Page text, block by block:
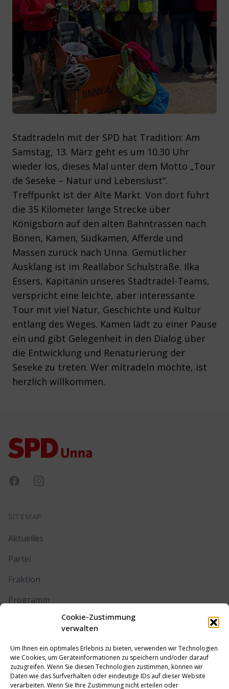
Cookie-Zustimmung
verwalten
Um Ihnen ein optimales Erlebnis zu bieten, verwenden wir Technologien
wie Cookies, um Geräteinformationen zu speichern und/oder darauf
zuzugreifen. Wenn Sie diesen Technologien zustimmen, können wir
Daten wie das Surfverhalten oder eindeutige IDs auf dieser Website
verarbeiten. Wenn Sie Ihre Zustimmung nicht erteilen oder
Stadtradeln mit der SPD hat Tradition: Am
Samstag, 13. März geht es um 10.30 Uhr
wieder los, dieses Mal unter dem Motto „Tour
de Seseke – Natur und Lebenslust“.
Treffpunkt ist der Alte Markt. Von dort führt
die 35 Kilometer lange Strecke über
Königsborn auf den alten Bahntrassen nach
Bönen, Kamen, Südkamen, Afferde und
Massen zurück nach Unna. Gemütlicher
Ausklang ist im Reallabor Schulstraße. Ilka
Essers, Kapitänin unseres Stadtradel-Teams,
verspricht eine leichte, aber interessante
Tour mit viel Natur, Geschichte und Kultur
entlang des Weges. Kamen lädt zu einer Pause
ein und gibt Gelegenheit in den Dialog über
die Entwicklung und Renaturierung der
Seseke zu treten. Wer mitradeln möchte, ist
herzlich willkommen.
FacebookInstagram
SITEMAP
Aktuelles
Partei
Fraktion
Programm
RECHTLICHES
Impressum